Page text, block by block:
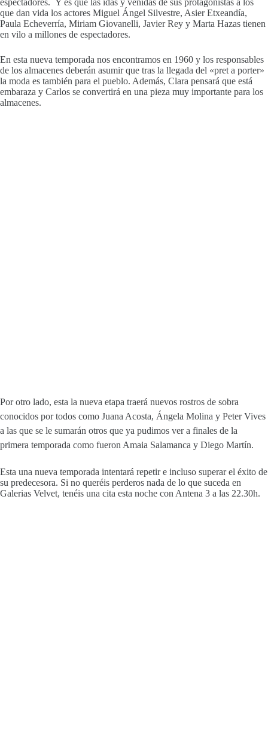
espectadores. Y es que las idas y venidas de sus protagonistas a los
que dan vida los actores Miguel Ángel Silvestre, Asier Etxeandía,
Paula Echeverría, Miriam Giovanelli, Javier Rey y Marta Hazas tienen
en vilo a millones de espectadores.
En esta nueva temporada nos encontramos en 1960 y los responsables
de los almacenes deberán asumir que tras la llegada del «pret a porter»
la moda es también para el pueblo. Además, Clara pensará que está
embaraza y Carlos se convertirá en una pieza muy importante para los
almacenes.
Por otro lado, esta la nueva etapa traerá nuevos rostros de sobra
conocidos por todos como Juana Acosta, Ángela Molina y Peter Vives
a las que se le sumarán otros que ya pudimos ver a finales de la
primera temporada como fueron Amaia Salamanca y Diego Martín.
Esta una nueva temporada intentará repetir e incluso superar el éxito de
su predecesora. Si no queréis perderos nada de lo que suceda en
Galerias Velvet, tenéis una cita esta noche con Antena 3 a las 22.30h.